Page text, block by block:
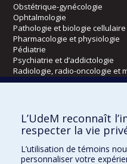
Obstétrique-gynécologie
Ophtalmologie
Pathologie et biologie cellulaire
Pharmacologie et physiologie
Pédiatrie
Psychiatrie et d’addictologie
Radiologie, radio-oncologie et
Kinésiologie et des sciences de
Orthophonie et audiologie
Réadaptation
L’UdeM reconnaît
respecter la vie
L’utilisation de témoins
personnaliser votre